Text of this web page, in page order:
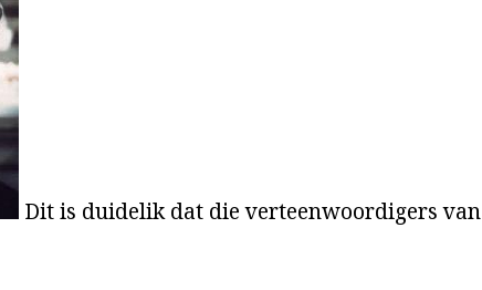
Dit is duidelik dat die verteenwoordigers van